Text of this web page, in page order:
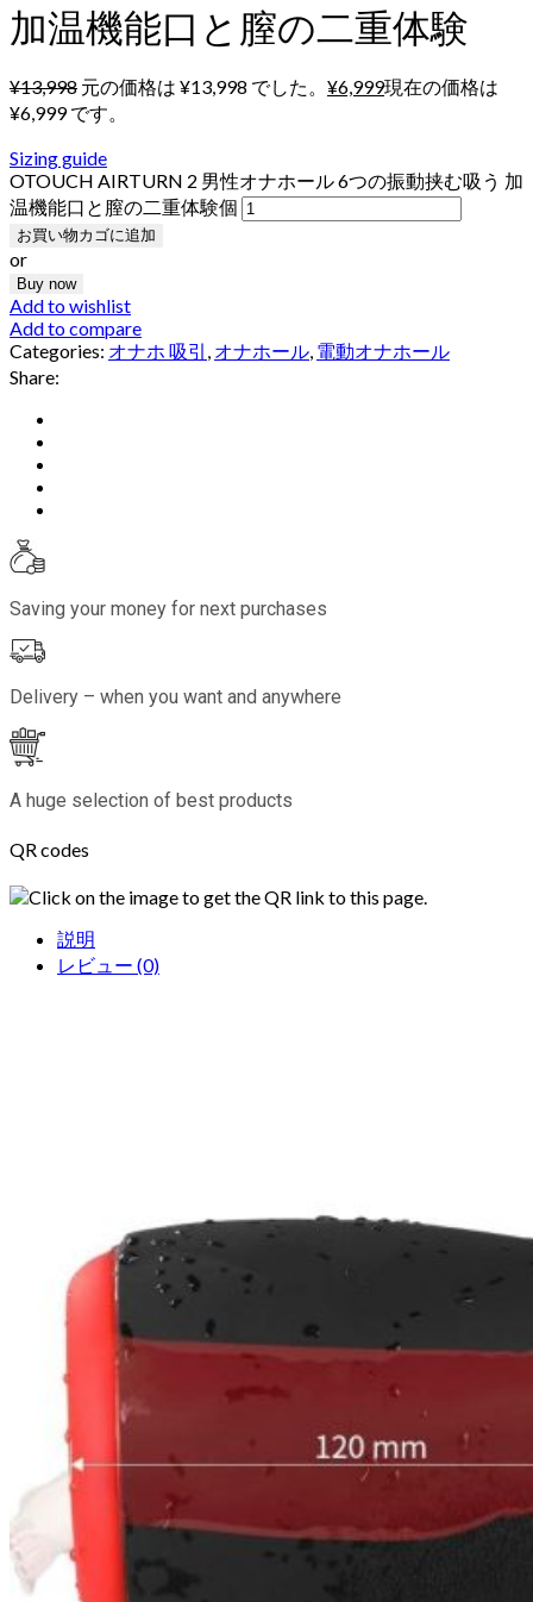
加温機能口と膣の二重体験
¥13,998 元の価格は ¥13,998 でした。 ¥6,999現在の価格は
¥6,999 です。
Sizing guide
OTOUCH AIRTURN 2 男性オナホール 6つの振動挟む吸う 加
温機能口と膣の二重体験個
お買い物カゴに追加
or
Buy now
Add to wishlist
Add to compare
Categories: オナホ 吸引 , オナホール, 電動オナホール
Share:
Saving your money for next purchases
Delivery – when you want and anywhere
A huge selection of best products
QR codes
Click on the image to get the QR link to this page.
説明
レビュー (0)